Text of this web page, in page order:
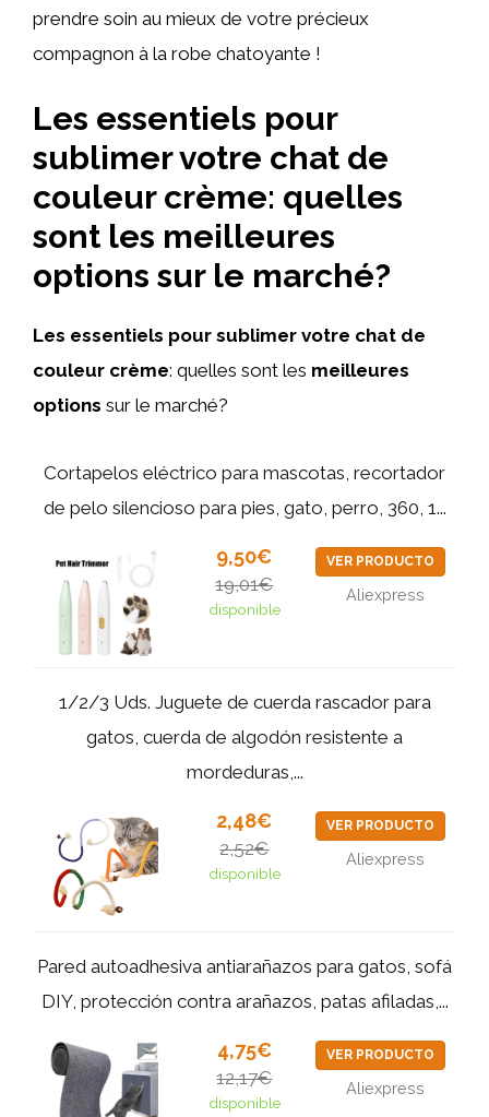
prendre soin au mieux de votre précieux
compagnon à la robe chatoyante !
Les essentiels pour
sublimer votre chat de
couleur crème: quelles
sont les meilleures
options sur le marché?
Les essentiels pour sublimer votre chat de
couleur crème: quelles sont les meilleures
options sur le marché?
Cortapelos eléctrico para mascotas, recortador
de pelo silencioso para pies, gato, perro, 360, 1...
9,50€
19,01€
disponible
VER PRODUCTO
Aliexpress
1/2/3 Uds. Juguete de cuerda rascador para
gatos, cuerda de algodón resistente a
mordeduras,...
2,48€
2,52€
disponible
VER PRODUCTO
Aliexpress
Pared autoadhesiva antiarañazos para gatos, sofá
DIY, protección contra arañazos, patas afiladas,...
4,75€
12,17€
disponible
VER PRODUCTO
Aliexpress